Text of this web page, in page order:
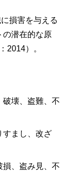
損害を与える
の潜在的な原
2014）。
破壊、盗難、不
すまし、改ざ
損、盗み見、不